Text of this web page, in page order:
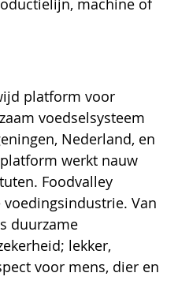
machine of
platform voor
voedselsysteem
Nederland, en
werkt nauw
Foodvalley
Van
duurzame
lekker,
voor mens, dier en